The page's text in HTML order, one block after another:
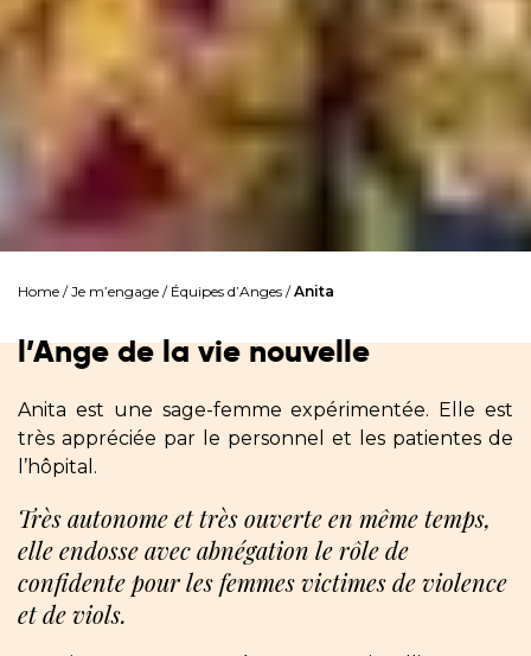
Home /Je m’engage / Équipes d’Anges /Anita
l’Ange de la vie nouvelle
Anita est une sage-femme expérimentée. Elle est
très appréciée par le personnel et les patientes de
l’hôpital.
Très autonome et très ouverte en même temps,
elle endosse avec abnégation le rôle de
confidente pour les femmes victimes de violence
et de viols.